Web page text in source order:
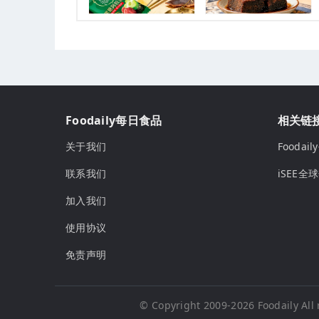
Foodaily每日食品
关于我们
联系我们
加入我们
使用协议
免责声明
相关链
iSEE全
© Copyright 2009-2026 FoodailyAll